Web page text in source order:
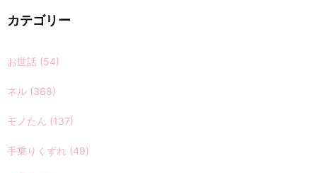
カテゴリー
お世話 (54)
ネル (368)
モノたん (137)
手乗りくずれ (49)